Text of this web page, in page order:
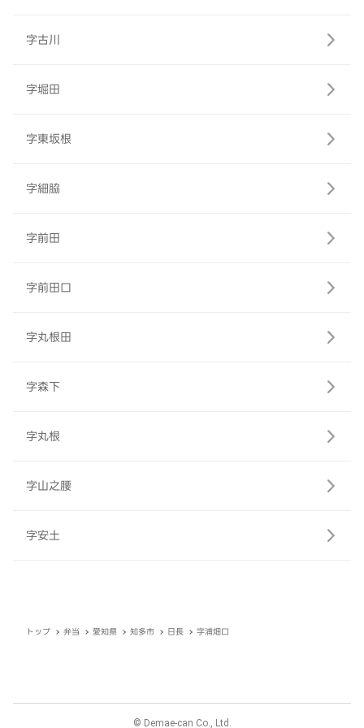
字古川
字堀田
字東坂根
字細脇
字前田
字前田口
字丸根田
字森下
字丸根
字山之腰
字安土
トップ 弁当 愛知県 知多市 日長 字浦畑口
© Demae-can Co., Ltd.